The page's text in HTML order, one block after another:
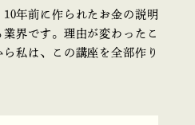
年前に作られたお金の説明
界です。理由が変わったこ
私は、この講座を全部作り